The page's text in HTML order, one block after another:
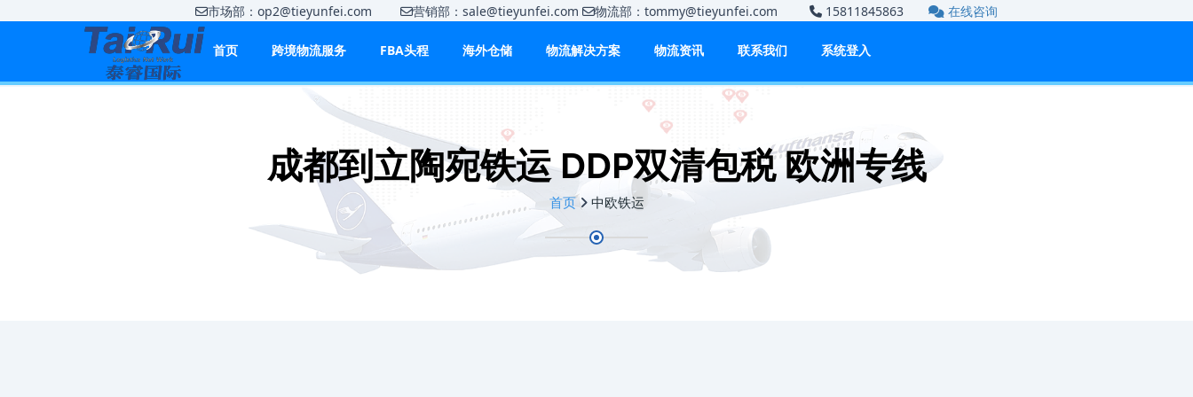
市场部：op2@tieyunfei.com 营销部：sale@tieyunfei.com 物流部：tommy@tieyunfei.com 15811845863 在线咨询
首页 跨境物流服务 FBA头程 海外仓储 物流解决方案 物流资讯 联系我们 系统登入
成都到立陶宛铁运 DDP双清包税 欧洲专线
首页 中欧铁运